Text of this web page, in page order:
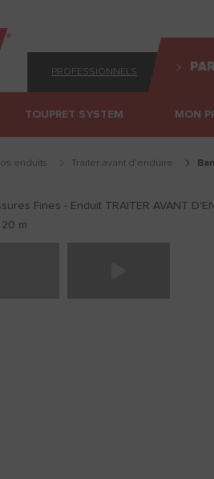
PROFESSIONNELS
TOUPRET SYSTEM MON
Nos enduits traiter avant d'enduire